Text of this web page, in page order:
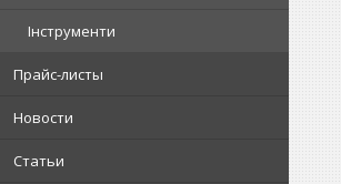
Інструменти
Прайс-листы
Новости
Статьи